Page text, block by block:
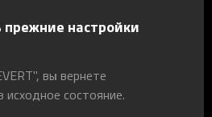
прежние настройки
вы вернете
состояние.